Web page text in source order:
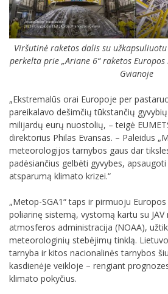
Viršutinė raketos dalis su užkapsuliuotu
perkelta prie „Ariane 6“ raketos
Gvianoje
„Ekstremalūs orai Europoje per
pareikalavo dešimčių tūkstančių
milijardų eurų nuostolių, – teigė
direktorius Philas Evansas. – Paleidus
meteorologijos tarnybos gaus dar
padėsiančius gelbėti gyvybes,
atsparumą klimato krizei.“
„Metop-SGA1“ taps ir pirmuoju
poliarinę sistemą, vystomą kartu su
atmosferos administracija (NOAA),
meteorologinių stebėjimų tinklą.
tarnyba ir kitos nacionalinės tarnybos
kasdienėje veikloje – rengiant
klimato pokyčius.